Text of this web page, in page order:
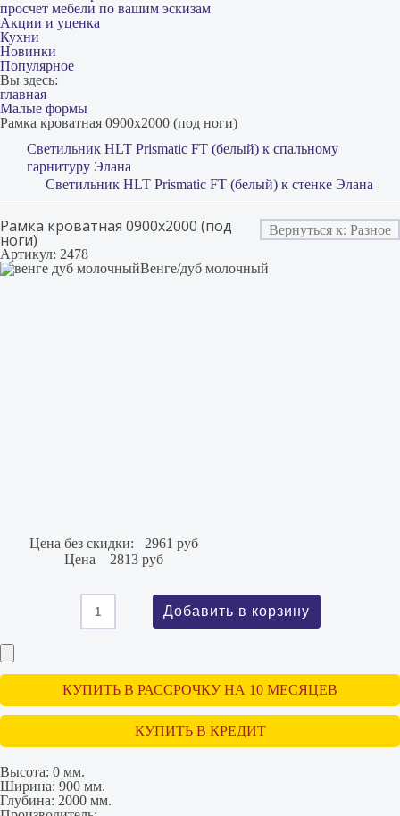
просчет мебели по вашим эскизам
Акции и уценка
Кухни
Новинки
Популярное
Вы здесь:
главная
Малые формы
Рамка кроватная 0900х2000 (под ноги)
Светильник HLT Prismatic FT (белый) к спальному
гарнитуру Элана
Светильник HLT Prismatic FT (белый) к стенке Элана
Вернуться к: Разное
Рамка кроватная 0900х2000 (под
ноги)
Артикул: 2478
Венге/дуб молочный
Цена без скидки:
2961 руб
Цена
2813 руб
КУПИТЬ В РАССРОЧКУ НА 10 МЕСЯЦЕВ
КУПИТЬ В КРЕДИТ
Высота: 0 мм.
Ширина: 900 мм.
Глубина: 2000 мм.